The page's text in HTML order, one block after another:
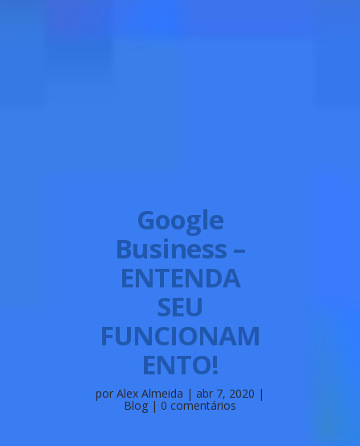
Google
Business –
ENTENDA
SEU
FUNCIONAM
ENTO!
por Alex Almeida | abr 7, 2020 |
Blog | 0 comentários